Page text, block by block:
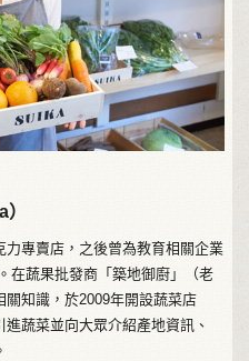
專賣店，之後曾為教育相關企業
在蔬果批發商「築地御廚」（老
關知識，於2009年開設蔬菜店
進蔬菜並向大眾介紹產地資訊、